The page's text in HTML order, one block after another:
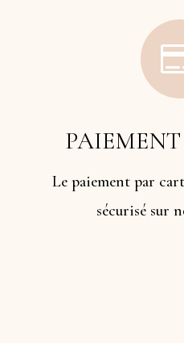
Le paiement par
sécurisé sur